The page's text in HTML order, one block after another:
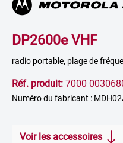
DP2600e VHF
radio portable, plage de
Réf. produit: 7000
Numéro du fabricant :
Voir les accessoires